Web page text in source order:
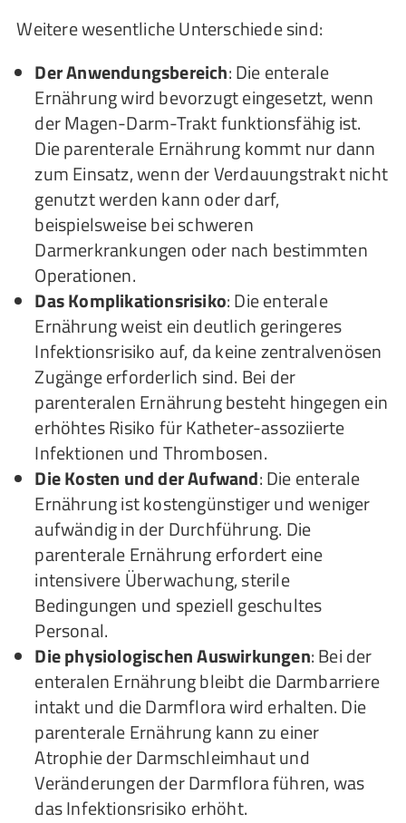
Weitere wesentliche Unterschiede sind:
Der Anwendungsbereich: Die enterale
Ernährung wird bevorzugt eingesetzt, wenn
der Magen-Darm-Trakt funktionsfähig ist.
Die parenterale Ernährung kommt nur dann
zum Einsatz, wenn der Verdauungstrakt nicht
genutzt werden kann oder darf,
beispielsweise bei schweren
Darmerkrankungen oder nach bestimmten
Operationen.
Das Komplikationsrisiko: Die enterale
Ernährung weist ein deutlich geringeres
Infektionsrisiko auf, da keine zentralvenösen
Zugänge erforderlich sind. Bei der
parenteralen Ernährung besteht hingegen ein
erhöhtes Risiko für Katheter-assoziierte
Infektionen und Thrombosen.
Die Kosten und der Aufwand: Die enterale
Ernährung ist kostengünstiger und weniger
aufwändig in der Durchführung. Die
parenterale Ernährung erfordert eine
intensivere Überwachung, sterile
Bedingungen und speziell geschultes
Personal.
Die physiologischen Auswirkungen: Bei der
enteralen Ernährung bleibt die Darmbarriere
intakt und die Darmflora wird erhalten. Die
parenterale Ernährung kann zu einer
Atrophie der Darmschleimhaut und
Veränderungen der Darmflora führen, was
das Infektionsrisiko erhöht.